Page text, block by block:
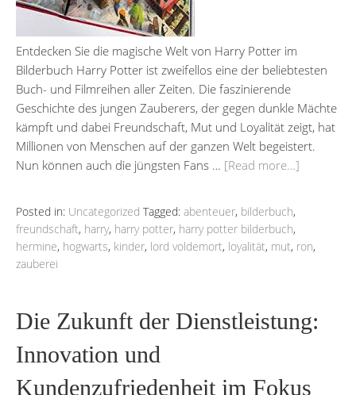
Entdecken Sie die magische Welt von Harry Potter im
Bilderbuch Harry Potter ist zweifellos eine der beliebtesten
Buch- und Filmreihen aller Zeiten. Die faszinierende
Geschichte des jungen Zauberers, der gegen dunkle Mächte
kämpft und dabei Freundschaft, Mut und Loyalität zeigt, hat
Millionen von Menschen auf der ganzen Welt begeistert.
Nun können auch die jüngsten Fans … [Read more…]
Posted in: Uncategorized Tagged: abenteuer, bilderbuch,
freundschaft, harry, harry potter, harry potter bilderbuch,
hermine, hogwarts, kinder, lord voldemort, loyalität, mut, ron,
zauberei
Die Zukunft der Dienstleistung:
Innovation und
Kundenzufriedenheit im Fokus